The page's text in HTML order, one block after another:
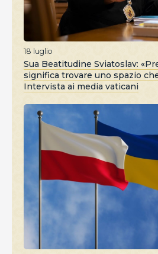
18 luglio
Sua Beatitudine Sviatoslav:
significa trovare uno spazio
Intervista ai media vaticani